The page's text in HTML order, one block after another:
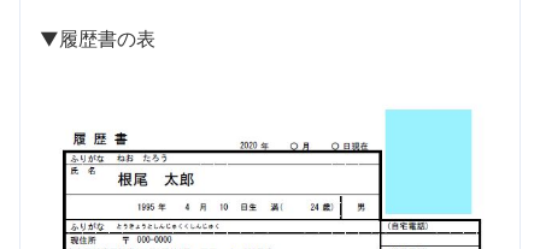
▼履歴書の表